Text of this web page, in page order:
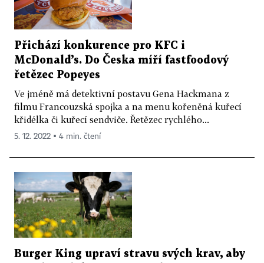
Přichází konkurence pro KFC i
McDonald’s. Do Česka míří fastfoodový
řetězec Popeyes
Ve jméně má detektivní postavu Gena Hackmana z
filmu Francouzská spojka a na menu kořeněná kuřecí
křidélka či kuřecí sendviče. Řetězec rychlého...
5. 12. 2022 ▪ 4 min. čtení
Burger King upraví stravu svých krav, aby